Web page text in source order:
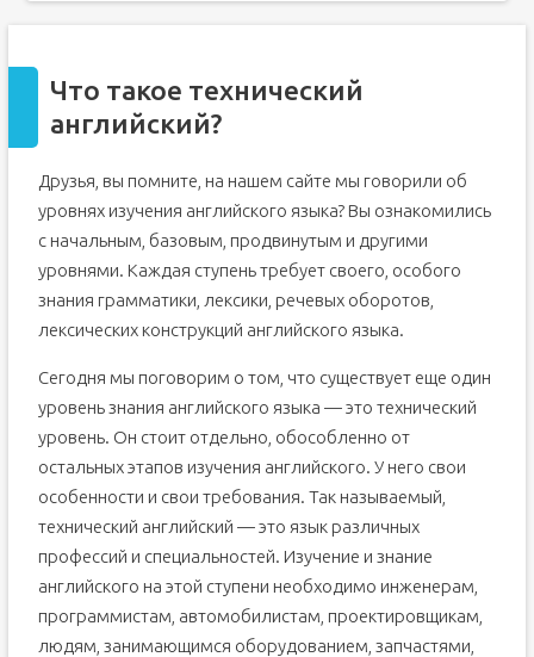
Для чего нужен технический уровень?
Технический английский: что скрывается под этим
понятием и почему оно может быть вам полезно
Уровни владения и знания английского языка для
резюме
Что такое технический
английский?
Друзья, вы помните, на нашем сайте мы говорили об
уровнях изучения английского языка? Вы ознакомились
с начальным, базовым, продвинутым и другими
уровнями. Каждая ступень требует своего, особого
знания грамматики, лексики, речевых оборотов,
лексических конструкций английского языка.
Сегодня мы поговорим о том, что существует еще один
уровень знания английского языка — это технический
уровень. Он стоит отдельно, обособленно от
остальных этапов изучения английского. У него свои
особенности и свои требования. Так называемый,
технический английский — это язык различных
профессий и специальностей. Изучение и знание
английского на этой ступени необходимо инженерам,
программистам, автомобилистам, проектировщикам,
людям, занимающимся оборудованием, запчастями,